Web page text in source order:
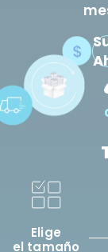
Elige
el tamaño